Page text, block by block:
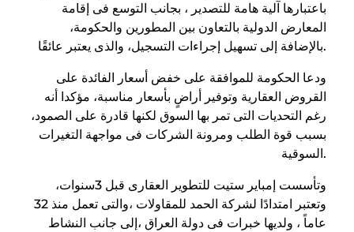
باعتبارها آلية هامة للتصدير ، بجانب التوسع فى إقامة
المعارض الدولية بالتعاون بين المطورين والحكومة،
بالإضافة إلى تسهيل إجراءات التسجيل، والذى يعتبر عائقًا.
ودعا الحكومة للموافقة على خفض أسعار الفائدة على
القروض العقارية وتوفير أراضٍ بأسعار مناسبة، مؤكدا أنه
رغم التحديات التى تمر بها السوق لكنها قادرة على الصمود،
بسبب قوة الطلب ومرونة الشركات فى مواجهة التغيرات
السوقية.
وتأسست إمباير ستيت للتطوير العقارى قبل 3سنوات،
وتعتبر امتدادًا لشركة الحمد للمقاولات ،والتى تعمل منذ 32
عاماً ، ولديها خبرات فى دولة العراق ،إلى جانب النشاط